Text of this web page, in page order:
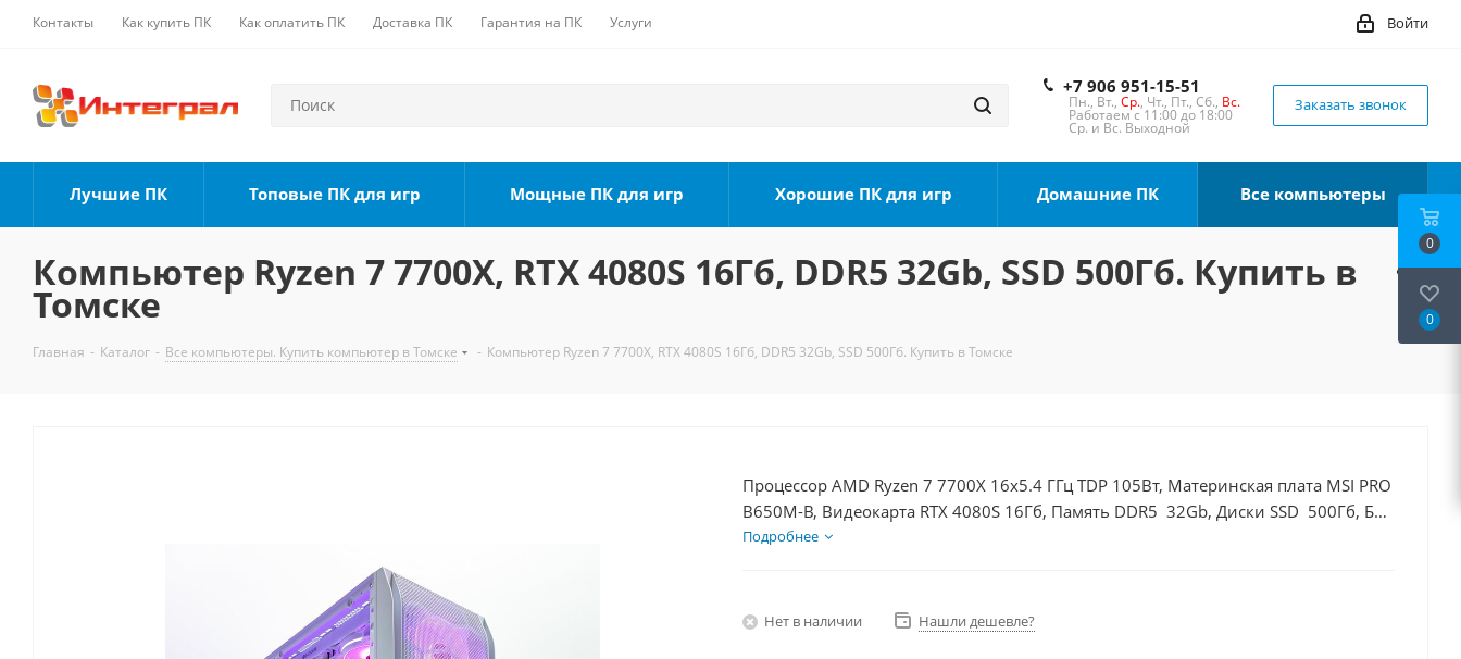
Контакты Как купить ПК Как оплатить ПК Доставка ПК Гарантия на ПК Услуги Войти
+7 906 951-15-51
Пн., Вт., Ср., Чт., Пт., Сб., Вс.
Работаем с 11:00 до 18:00
Ср. и Вс. Выходной
Заказать звонок
Лучшие ПК Топовые ПК для игр Мощные ПК для игр Хорошие ПК для игр Домашние ПК Все компьютеры
Компьютер Ryzen 7 7700X, RTX 4080S 16Гб, DDR5 32Gb, SSD 500Гб. Купить в
Томске
Главная - Каталог - Все компьютеры. Купить компьютер в Томске - Компьютер Ryzen 7 7700X, RTX 4080S 16Гб, DDR5 32Gb, SSD 500Гб. Купить в Томске
Процессор AMD Ryzen 7 7700X 16x5.4 ГГц TDP 105Вт, Материнская плата MSI PRO
B650M-B, Видеокарта RTX 4080S 16Гб, Память DDR5 32Gb, Диски SSD 500Гб, БП
850Вт
Подробнее
Нет в наличии Нашли дешевле?
0
0